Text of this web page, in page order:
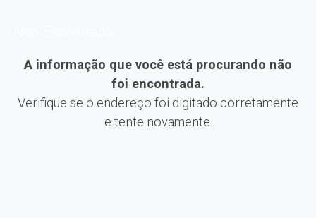
A informação que você está procurando não
foi encontrada.
Verifique se o endereço foi digitado corretamente
e tente novamente.